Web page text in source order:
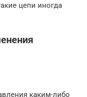
цепи иногда
каким-либо